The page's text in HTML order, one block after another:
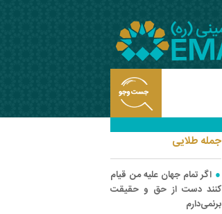
جمله طلایی
اگر تمام جهان علیه من قیام
کنند دست از حق و حقیقت
برنمی‌دارم‌